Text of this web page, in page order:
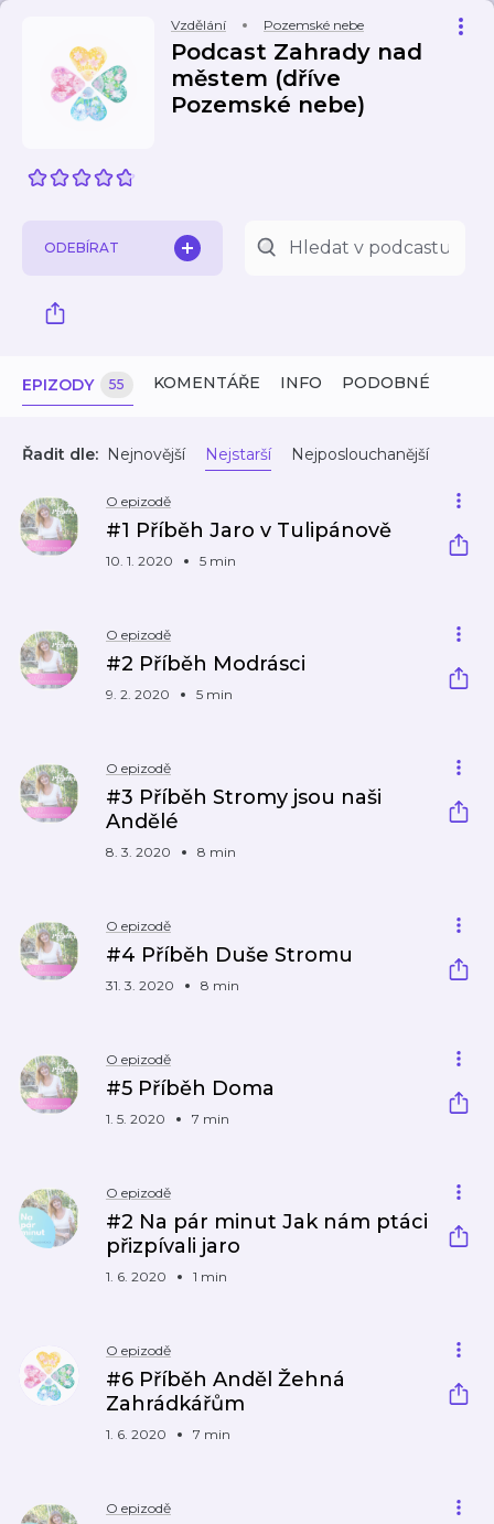
Vzdělání Pozemské nebe
Podcast Zahrady nad
městem (dříve
Pozemské nebe)
ODEBÍRAT
EPIZODY 55 KOMENTÁŘE INFO PODOBNÉ
Řadit dle: Nejnovější Nejstarší Nejposlouchanější
O epizodě
#1 Příběh Jaro v Tulipánově
10. 1. 2020 5 min
O epizodě
#2 Příběh Modrásci
9. 2. 2020 5 min
O epizodě
#3 Příběh Stromy jsou naši
Andělé
8. 3. 2020 8 min
O epizodě
#4 Příběh Duše Stromu
31. 3. 2020 8 min
O epizodě
#5 Příběh Doma
1. 5. 2020 7 min
O epizodě
#2 Na pár minut Jak nám ptáci
přizpívali jaro
1. 6. 2020 1 min
O epizodě
#6 Příběh Anděl Žehná
Zahrádkářům
1. 6. 2020 7 min
O epizodě